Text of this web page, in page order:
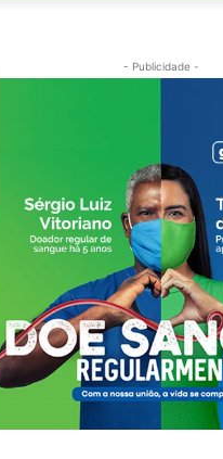
- Publicidade -